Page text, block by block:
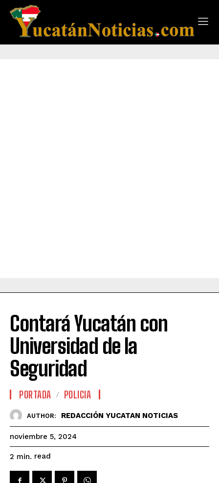
Contará Yucatán con
Universidad de la
Seguridad
PORTADA POLICIA
AUTHOR: REDACCIÓN YUCATAN NOTICIAS
noviembre 5, 2024
2 min. read